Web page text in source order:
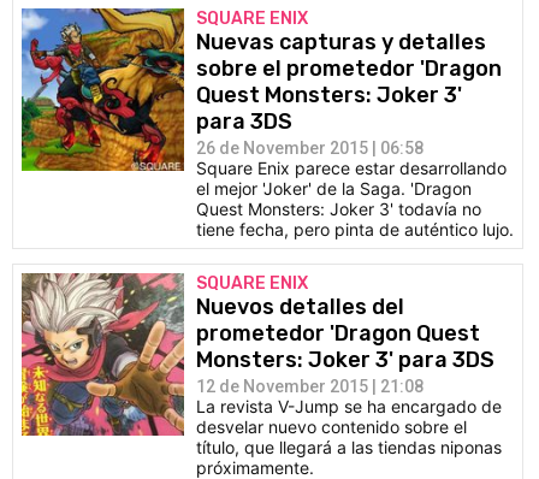
SQUARE ENIX
Nuevas capturas y detalles
sobre el prometedor 'Dragon
Quest Monsters: Joker 3'
para 3DS
26 de November 2015 | 06:58
Square Enix parece estar desarrollando
el mejor 'Joker' de la Saga. 'Dragon
Quest Monsters: Joker 3' todavía no
tiene fecha, pero pinta de auténtico lujo.
SQUARE ENIX
Nuevos detalles del
prometedor 'Dragon Quest
Monsters: Joker 3' para 3DS
12 de November 2015 | 21:08
La revista V-Jump se ha encargado de
desvelar nuevo contenido sobre el
título, que llegará a las tiendas niponas
próximamente.